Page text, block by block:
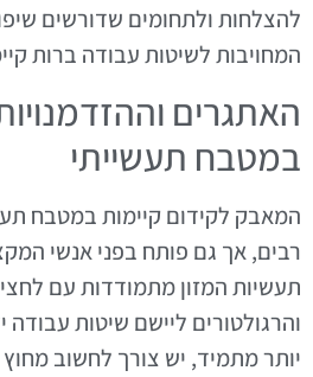
להצלחות ולתחומים שדורשים
המחויבות לשיטות עבודה ברות
האתגרים
במטבח תעשייתי
המאבק לקידום קיימות במטבח
רבים, אך גם פותח בפני אנשי
תעשיות המזון מתמודדות עם
והרגולטורים ליישם שיטות עבודה
יותר מתמיד, יש צורך לחשוב